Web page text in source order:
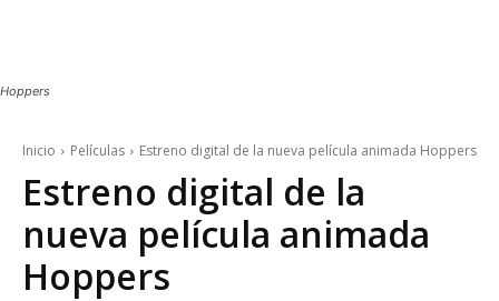
Hoppers
Inicio Películas Estreno digital de la nueva película animada Hoppers
Estreno digital de la
nueva película animada
Hoppers